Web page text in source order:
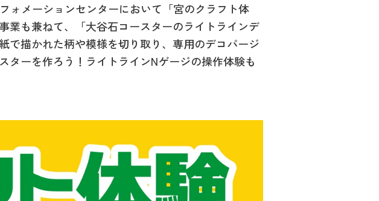
ォメーションセンターにおいて「宮のクラフト体
業も兼ねて、「大谷石コースターのライトラインデ
で描かれた柄や模様を切り取り、専用のデコパージ
ターを作ろう！ライトラインNゲージの操作体験も